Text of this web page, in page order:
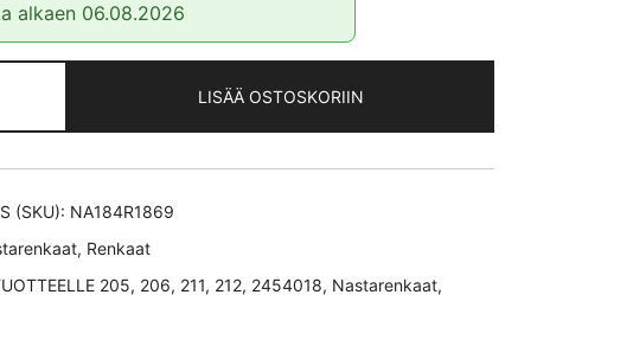
alkaen 06.08.2026
LISÄÄ OSTOSKORIIN
(SKU): NA184R1869
, Renkaat
205, 206, 211, 212, 2454018, Nastarenkaat,